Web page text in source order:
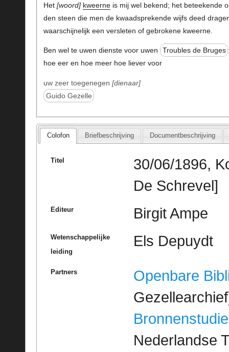
Het woord kweerneis mij wel bekend; het beteekende
den steen die men de kwaadsprekende wijfs deed
waarschijnelijk een versleten of gebrokene kweerne.
Ben wel te uwen dienste voor uwen Troubles de Bruges
hoe eer en hoe meer hoe liever voor
uw zeer toegenegen dienaar
Guido Gezelle
Colofon Briefbeschrijving Documentbeschrijving
Titel
30/06/1896,
De Schrevel]
Editeur Birgit Ampe
Wetenschappelijke
leiding
Els Depuydt
Partners
Openbare
Bronnenstudie
Nederlandse